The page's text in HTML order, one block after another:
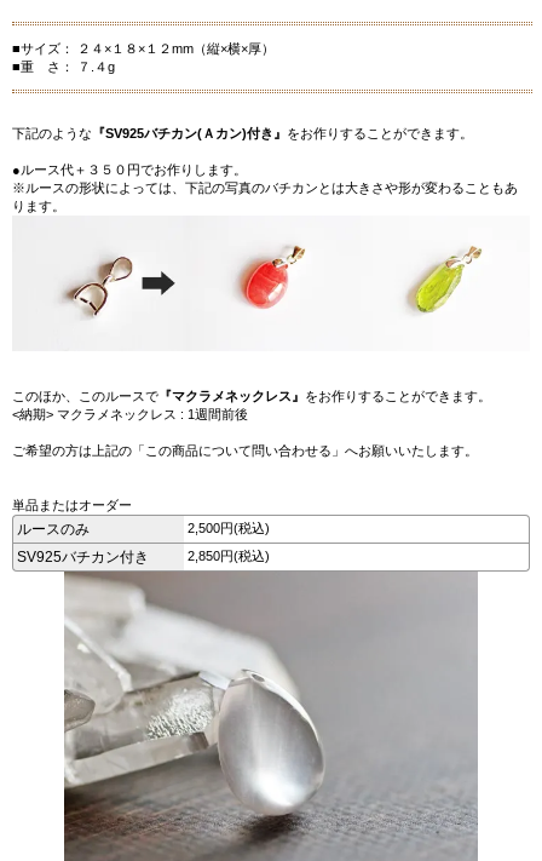
■サイズ： ２４×１８×１２mm（縦×横×厚）
■重 さ： ７.４g
下記のような 『SV925バチカン(Ａカン)付き』 をお作りすることができます。
●ルース代＋３５０円でお作りします。
※ルースの形状によっては、下記の写真のバチカンとは大きさや形が変わることもあ
ります。
このほか、このルースで 『マクラメネックレス』 をお作りすることができます。
<納期> マクラメネックレス : 1週間前後
ご希望の方は上記の「この商品について問い合わせる」へお願いいたします。
単品またはオーダー
ルースのみ 2,500円(税込)
SV925バチカン付き 2,850円(税込)